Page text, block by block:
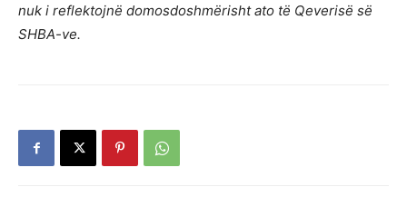
nuk i reflektojnë domosdoshmërisht ato të Qeverisë së
SHBA-ve.